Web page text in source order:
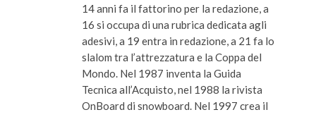
14 anni fa il fattorino per la redazione, a
16 si occupa di una rubrica dedicata agli
adesivi, a 19 entra in redazione, a 21 fa lo
slalom tra l’attrezzatura e la Coppa del
Mondo. Nel 1987 inventa la Guida
Tecnica all’Acquisto, nel 1988 la rivista
OnBoard di snowboard. Nel 1997 crea il